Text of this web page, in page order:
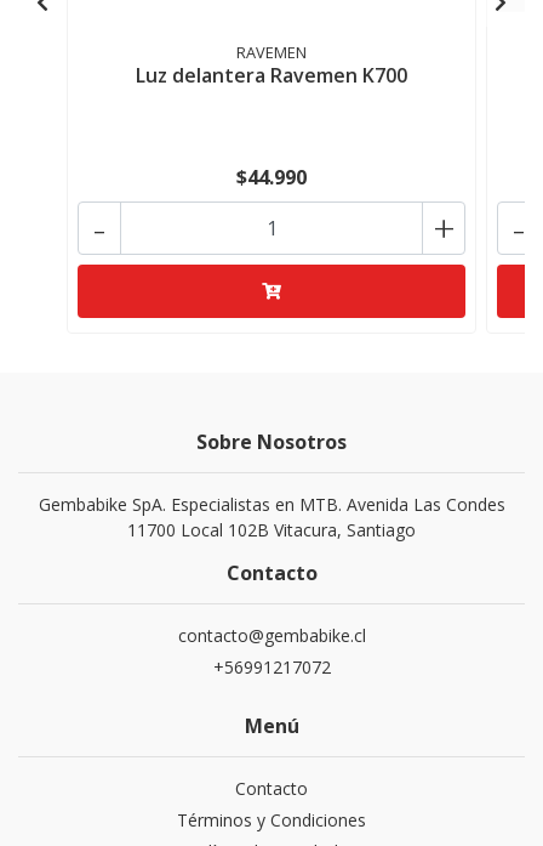
RAVEMEN
Luz delantera Ravemen K700
$44.990
+
- -
Sobre Nosotros
Gembabike SpA. Especialistas en MTB. Avenida Las Condes
11700 Local 102B Vitacura, Santiago
Contacto
contacto@gembabike.cl
+56991217072
Menú
Contacto
Términos y Condiciones